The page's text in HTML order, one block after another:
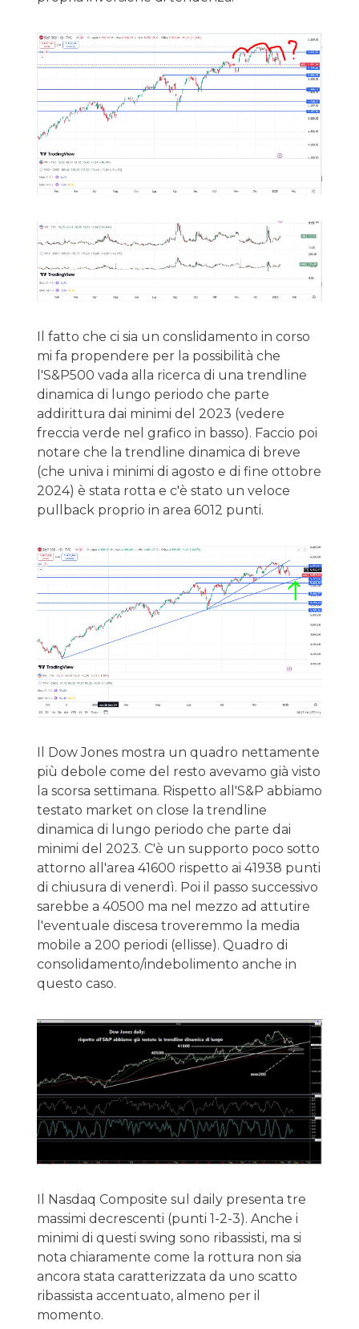
Il fatto che ci sia un conslidamento in corso
mi fa propendere per la possibilità che
l'S&P500 vada alla ricerca di una trendline
dinamica di lungo periodo che parte
addirittura dai minimi del 2023 (vedere
freccia verde nel grafico in basso). Faccio poi
notare che la trendline dinamica di breve
(che univa i minimi di agosto e di fine ottobre
2024) è stata rotta e c'è stato un veloce
pullback proprio in area 6012 punti.
Il Dow Jones mostra un quadro nettamente
più debole come del resto avevamo già visto
la scorsa settimana. Rispetto all'S&P abbiamo
testato market on close la trendline
dinamica di lungo periodo che parte dai
minimi del 2023. C'è un supporto poco sotto
attorno all'area 41600 rispetto ai 41938 punti
di chiusura di venerdì. Poi il passo successivo
sarebbe a 40500 ma nel mezzo ad attutire
l'eventuale discesa troveremmo la media
mobile a 200 periodi (ellisse). Quadro di
consolidamento/indebolimento anche in
questo caso.
Il Nasdaq Composite sul daily presenta tre
massimi decrescenti (punti 1-2-3). Anche i
minimi di questi swing sono ribassisti, ma si
nota chiaramente come la rottura non sia
ancora stata caratterizzata da uno scatto
ribassista accentuato, almeno per il
momento.